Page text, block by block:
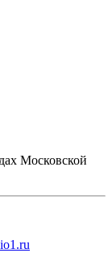
Московской